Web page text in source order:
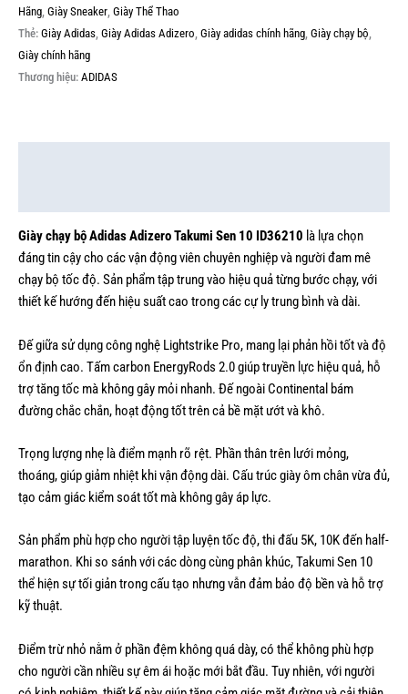
Hãng, Giày Sneaker, Giày Thể Thao
Thẻ: Giày Adidas, Giày Adidas Adizero, Giày adidas chính hãng, Giày chạy bộ,
Giày chính hãng
Thương hiệu: ADIDAS
Giày chạy bộ Adidas Adizero Takumi Sen 10 ID36210 là lựa chọn
đáng tin cậy cho các vận động viên chuyên nghiệp và người đam mê
chạy bộ tốc độ. Sản phẩm tập trung vào hiệu quả từng bước chạy, với
thiết kế hướng đến hiệu suất cao trong các cự ly trung bình và dài.
Đế giữa sử dụng công nghệ Lightstrike Pro, mang lại phản hồi tốt và độ
ổn định cao. Tấm carbon EnergyRods 2.0 giúp truyền lực hiệu quả, hỗ
trợ tăng tốc mà không gây mỏi nhanh. Đế ngoài Continental bám
đường chắc chắn, hoạt động tốt trên cả bề mặt ướt và khô.
Trọng lượng nhẹ là điểm mạnh rõ rệt. Phần thân trên lưới mỏng,
thoáng, giúp giảm nhiệt khi vận động dài. Cấu trúc giày ôm chân vừa đủ,
tạo cảm giác kiểm soát tốt mà không gây áp lực.
Sản phẩm phù hợp cho người tập luyện tốc độ, thi đấu 5K, 10K đến half-
marathon. Khi so sánh với các dòng cùng phân khúc, Takumi Sen 10
thể hiện sự tối giản trong cấu tạo nhưng vẫn đảm bảo độ bền và hỗ trợ
kỹ thuật.
Điểm trừ nhỏ nằm ở phần đệm không quá dày, có thể không phù hợp
cho người cần nhiều sự êm ái hoặc mới bắt đầu. Tuy nhiên, với người